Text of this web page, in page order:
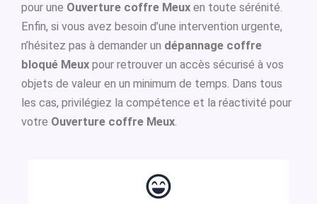
pour une Ouverture coffre Meux en toute sérénité.
Enfin, si vous avez besoin d’une intervention urgente,
n’hésitez pas à demander un dépannage coffre
bloqué Meux pour retrouver un accès sécurisé à vos
objets de valeur en un minimum de temps. Dans tous
les cas, privilégiez la compétence et la réactivité pour
votre Ouverture coffre Meux.